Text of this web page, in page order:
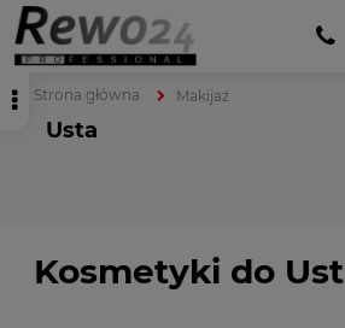
Strona główna Makijaż
Usta
Kosmetyki do Ust